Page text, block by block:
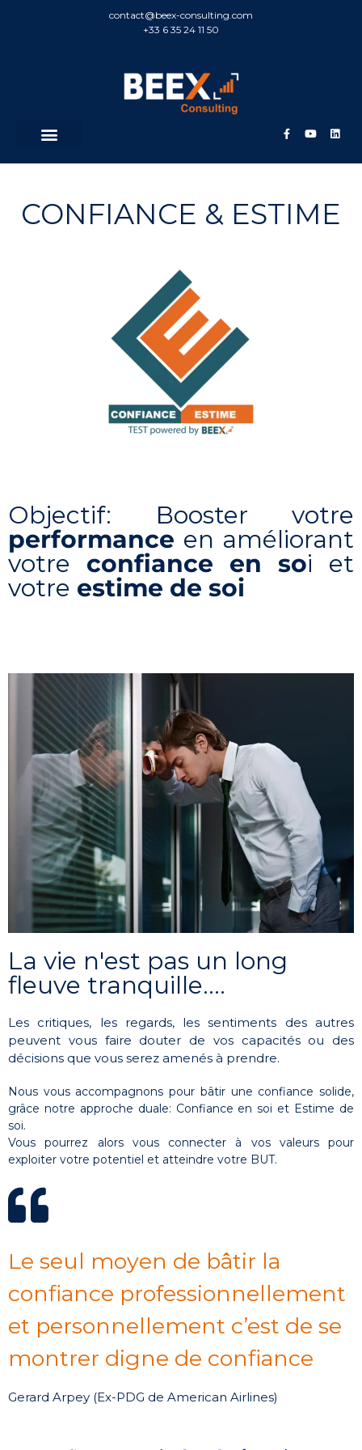
contact@beex-consulting.com
+33 6 35 24 11 50
CONFIANCE & ESTIME
Objectif: Booster votre
performance en améliorant
votre confiance en soi et
votre estime de soi
La vie n'est pas un long
fleuve tranquille....
Les critiques, les regards, les sentiments des autres
peuvent vous faire douter de vos capacités ou des
décisions que vous serez amenés à prendre.
Nous vous accompagnons pour bâtir une confiance solide,
grâce notre approche duale: Confiance en soi et Estime de
soi.
Vous pourrez alors vous connecter à vos valeurs pour
exploiter votre potentiel et atteindre votre BUT.
Le seul moyen de bâtir la
confiance professionnellement
et personnellement c’est de se
montrer digne de confiance
Gerard Arpey (Ex-PDG de American Airlines)